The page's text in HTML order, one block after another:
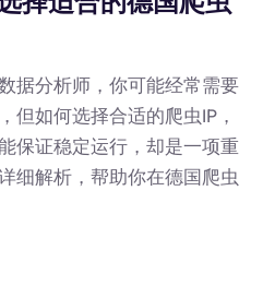
据分析师，你可能经常需要
但如何选择合适的爬虫IP，
保证稳定运行，却是一项重
细解析，帮助你在德国爬虫